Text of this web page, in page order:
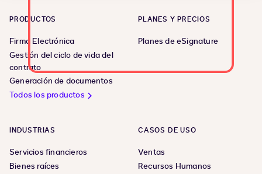
PRODUCTOS
Firma Electrónica
Gestión del ciclo de vida del
contrato
Generación de documentos
Todos los productos
PLANES Y PRECIOS
Planes de eSignature
INDUSTRIAS
Servicios financieros
Bienes raíces
CASOS DE USO
Ventas
Recursos Humanos